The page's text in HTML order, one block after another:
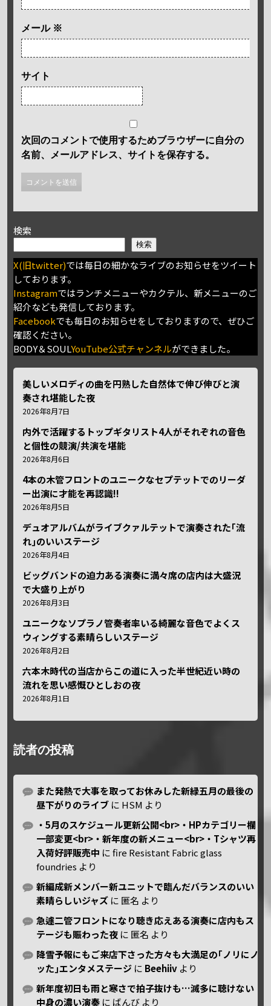
メール ※
サイト
次回のコメントで使用するためブラウザーに自分の
名前、メールアドレス、サイトを保存する。
検索
検索
X(旧twitter)では毎日の細かなライブのお知らせをツイート
しております。
Instagramではランチメニューやカクテル、新メニューのご
紹介なども発信しております。
Facebookでも毎日のお知らせをしておりますので、ぜひご
確認ください。
BODY＆SOULYouTube公式チャンネルができました。
美しいメロディの曲を円熟した自然体で伸び伸びと演
奏され堪能した夜
2026年8月7日
内外で活躍するトップギタリスト4人がそれぞれの音色
と個性の競演/共演を堪能
2026年8月6日
4本の木管フロントのユニークなセプテットでのリーダ
ー出演に才能を再認識!!
2026年8月5日
デュオアルバムがライブクァルテットで演奏された｢流
れ｣のいいステージ
2026年8月4日
ビッグバンドの迫力ある演奏に満々席の店内は大盛況
で大盛り上がり
2026年8月3日
ユニークなソプラノ管奏者率いる綺麗な音色でよくス
ウィングする素晴らしいステージ
2026年8月2日
六本木時代の当店からこの道に入った半世紀近い時の
流れを思い感慨ひとしおの夜
2026年8月1日
読者の投稿
また発熱で大事を取ってお休みした新緑五月の最後の
昼下がりのライブ に HSM より
・5月のスケジュール更新公開<br>・HPカテゴリー欄
一部変更<br>・新年度の新メニュー<br>・Tシャツ再
入荷好評販売中 にfire Resistant Fabric glass
foundries より
新編成新メンバー新ユニットで臨んだバランスのいい
素晴らしいジャズ に 匿名 より
急遽二管フロントになり聴き応えある演奏に店内もス
テージも賑わった夜 に 匿名 より
降雪予報にもご来店下さった方々も大満足の｢ノリにノ
ッた｣エンタメステージ に Beehiiv より
新年度初日も雨と寒さで拍子抜けも…滅多に聴けない
中身の濃い演奏 に ばんび より